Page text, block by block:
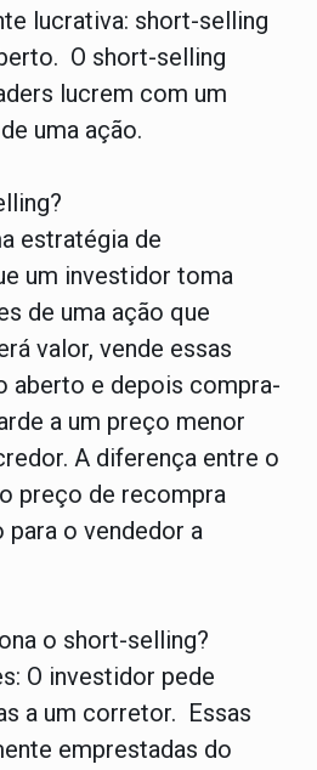
lucrativa: short-selling
O short-selling
lucrem com um
uma ação.
estratégia de
um investidor toma
de uma ação que
valor, vende essas
aberto e depois compra-
a um preço menor
A diferença entre o
preço de recompra
o vendedor a
o short-selling?
O investidor pede
a um corretor. Essas
emprestadas do